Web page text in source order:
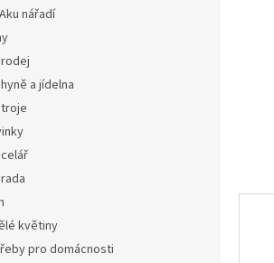
Aku nářadí
a jídelna
květiny
pro domácnosti